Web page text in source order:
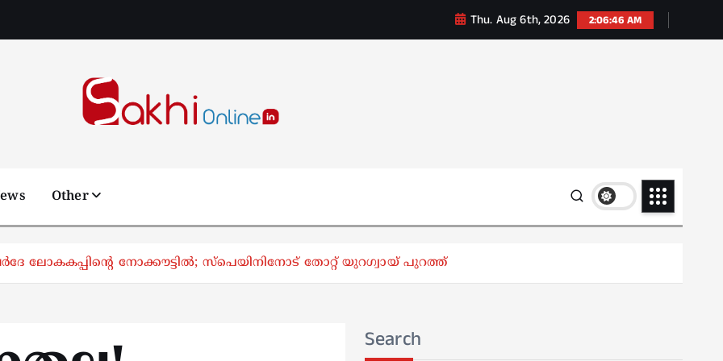
Thu. Aug 6th, 2026 2:06:47 AM
Other
ലോകകപ്പിന്റെ നോക്കൗട്ടില്‍; സ്‌പെയിനിനോട് തോറ്റ് യുറഗ്വായ് പുറത്ത്
Search